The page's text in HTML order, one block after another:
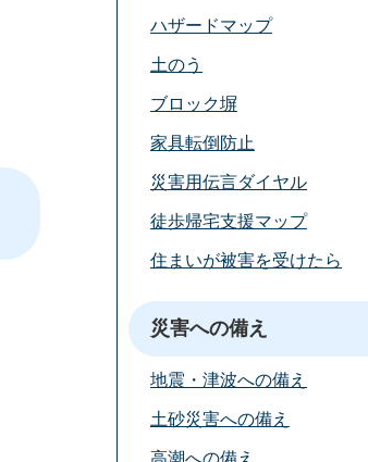
ハザードマップ
土のう
ブロック塀
家具転倒防止
災害用伝言ダイヤル
徒歩帰宅支援マップ
住まいが被害を受けたら
災害への備え
地震・津波への備え
土砂災害への備え